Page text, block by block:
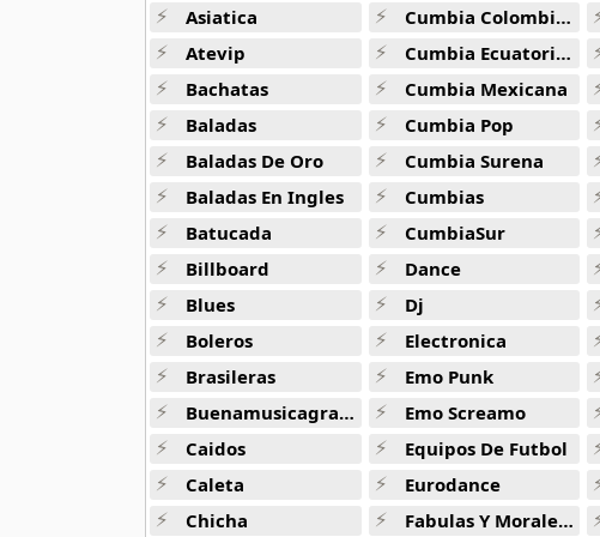
50 músicas online
90s Acoustic Hits
39 músicas online
90s Latin Music
50 músicas online
90s Party Hits
58 músicas online
90s Pop Rock
50 músicas online
50 músicas online
90s Rock
Asiatica
Atevip
Bachatas
Baladas
Baladas De Oro
Baladas En Ingles
Batucada
Billboard
Blues
Boleros
Brasileras
Buenamusicagratis
Caidos
Caleta
Chicha
Cumbia Colombiana
Cumbia Ecuatoriana
Cumbia Mexicana
Cumbia Pop
Cumbia Surena
Cumbias
CumbiaSur
Dance
Dj
Electronica
Emo Punk
Emo Screamo
Equipos De Futbol
Eurodance
Fabulas Y Moralejas